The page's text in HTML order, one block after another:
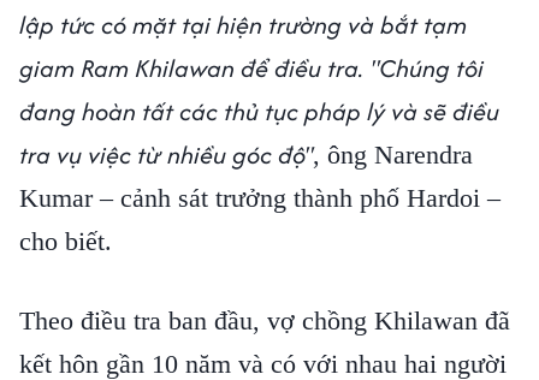
lập tức có mặt tại hiện trường và bắt tạm
giam Ram Khilawan để điều tra. "Chúng tôi
đang hoàn tất các thủ tục pháp lý và sẽ điều
tra vụ việc từ nhiều góc độ", ông Narendra
Kumar – cảnh sát trưởng thành phố Hardoi –
cho biết.
Theo điều tra ban đầu, vợ chồng Khilawan đã
kết hôn gần 10 năm và có với nhau hai người